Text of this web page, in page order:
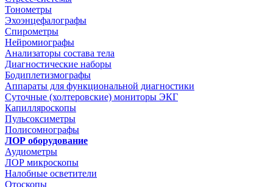
Тонометры
Эхоэнцефалографы
Спирометры
Нейромиографы
Анализаторы состава тела
Диагностические наборы
Бодиплетизмографы
Аппараты для функциональной диагностики
Суточные (холтеровские) мониторы ЭКГ
Капилляроскопы
Пульсоксиметры
Полисомнографы
ЛОР оборудование
Аудиометры
ЛОР микроскопы
Налобные осветители
Отоскопы